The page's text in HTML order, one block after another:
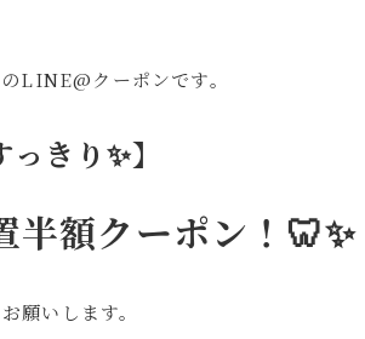
LINE@クーポンです。
きり✨】
半額クーポン！🦷✨
願いします。